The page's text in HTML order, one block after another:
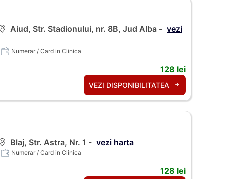
Aiud, Str. Stadionului, nr. 8B, Jud Alba - vezi
Numerar / Card in Clinica
128 lei
VEZI DISPONIBILITATEA
Blaj, Str. Astra, Nr. 1 - vezi harta
Numerar / Card in Clinica
128 lei